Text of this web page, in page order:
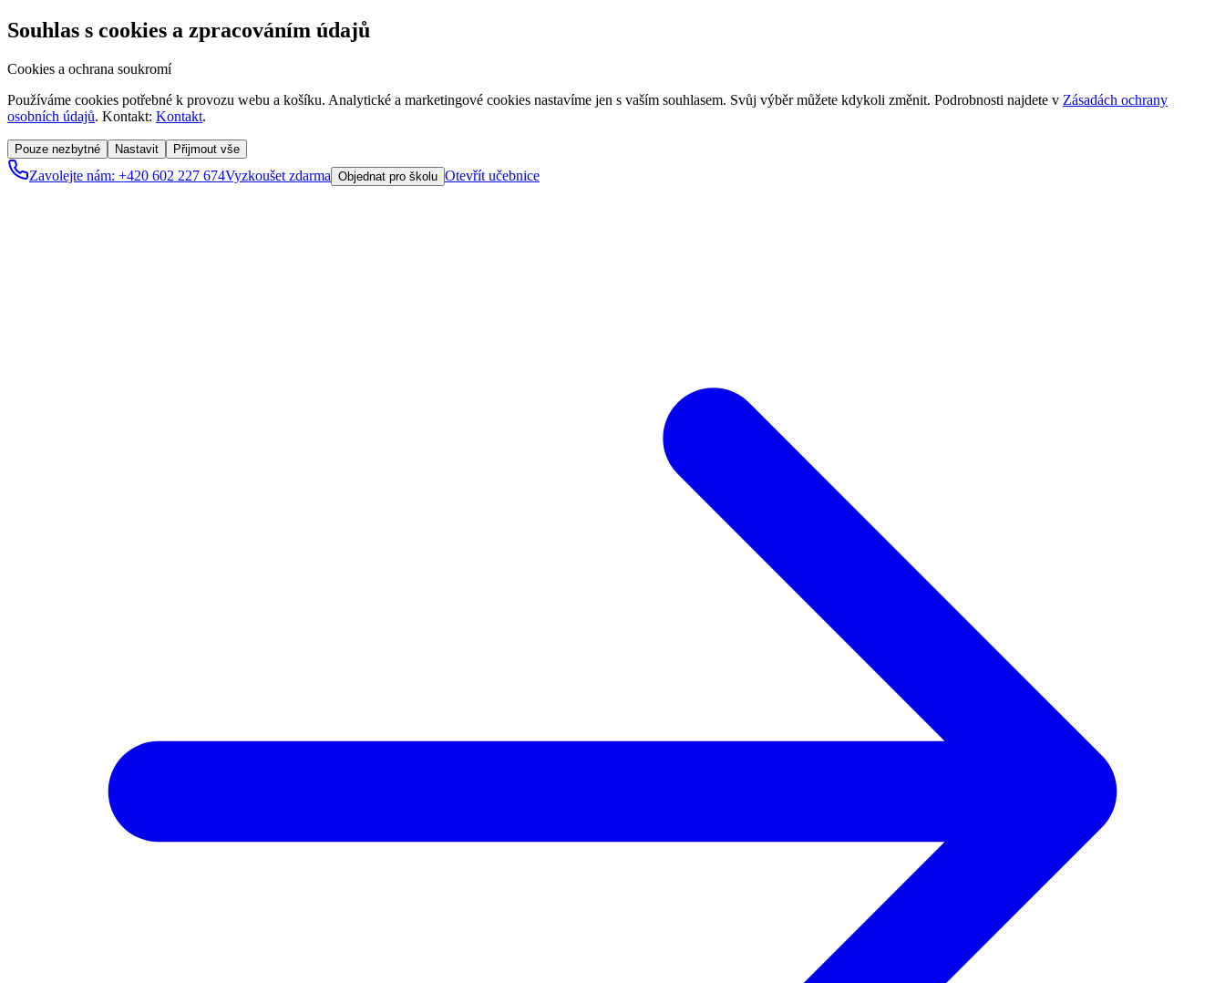
Souhlas s cookies a zpracováním údajů
Cookies a ochrana soukromí
Používáme cookies potřebné k provozu webu a košíku. Analytické a marketingové cookies nastavíme jen s vaším souhlasem. Svůj výběr můžete kdykoli změnit. Podrobnosti najdete v Zásadách ochrany
osobních údajů. Kontakt: Kontakt.
Pouze nezbytné Nastavit Přijmout vše
Zavolejte nám: +420 602 227 674Vyzkoušet zdarma Objednat pro školu Otevřít učebnice